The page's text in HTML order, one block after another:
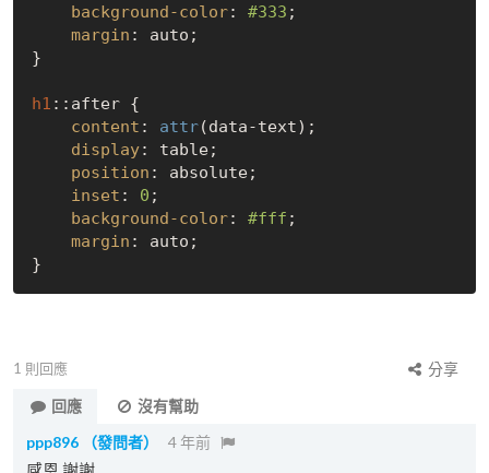
background-color: #333 ;
margin : auto;
}
h1 ::after {
content : attr(data-text);
display: table;
position : absolute;
inset : 0 ;
background-color: #fff ;
margin : auto;
1 則回應
分享
回應
沒有幫助
ppp896
（發問者） 4 年前